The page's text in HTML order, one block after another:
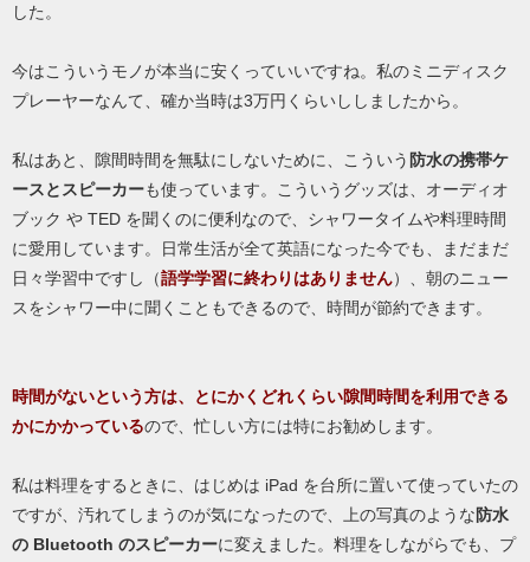
した。
今はこういうモノが本当に安くっていいですね。私のミニディスク
プレーヤーなんて、確か当時は3万円くらいししましたから。
私はあと、隙間時間を無駄にしないために、こういう 防水の携帯ケ
ースとスピーカーも使っています。こういうグッズは、オーディオ
ブック や TED を聞くのに便利なので、シャワータイムや料理時間
に愛用しています。日常生活が全て英語になった今でも、まだまだ
日々学習中ですし（語学学習に終わりはありません）、朝のニュー
スをシャワー中に聞くこともできるので、時間が節約できます。
時間がないという方は、とにかくどれくらい隙間時間を利用できる
かにかかっているので、忙しい方には特にお勧めします。
私は料理をするときに、はじめは iPad を台所に置いて使っていたの
ですが、汚れてしまうのが気になったので、上の写真のような防水
の Bluetooth のスピーカーに変えました。料理をしながらでも、プ